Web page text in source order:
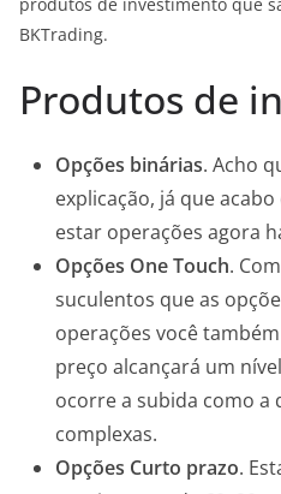
produtos de investimento que
BKTrading.
Produtos de
Opções binárias. Acho
explicação, já que
estar operações agora
Opções One Touch.
suculentos que as
operações você
preço alcançará um
ocorre a subida como a
complexas.
Opções Curto prazo.